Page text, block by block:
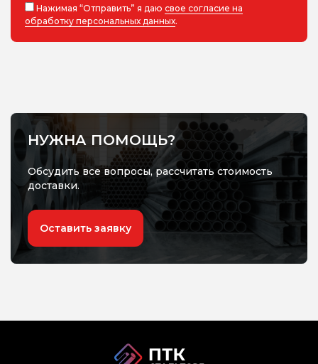
Нажимая “Отправить” я даю свое согласие на
обработку персональных данных.
НУЖНА ПОМОЩЬ?
Обсудить все вопросы, рассчитать стоимость
доставки.
Оставить заявку